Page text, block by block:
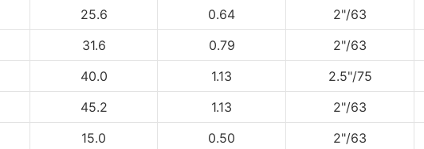
25.6 0.64 2"/63
31.6 0.79 2"/63
40.0 1.13 2.5"/75
45.2 1.13 2"/63
15.0 0.50 2"/63